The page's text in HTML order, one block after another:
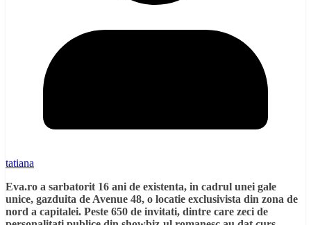
tatiana
Eva.ro a sarbatorit 16 ani de existenta, in cadrul unei gale
unice, gazduita de Avenue 48, o locatie exclusivista din zona de
nord a capitalei. Peste 650 de invitati, dintre care zeci de